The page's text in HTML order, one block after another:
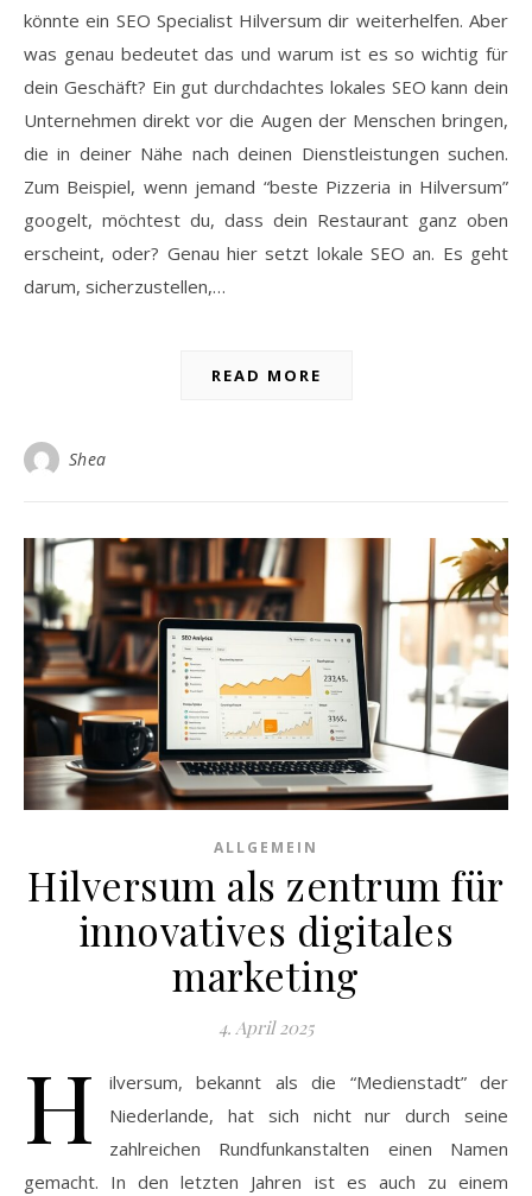
könnte ein SEO Specialist Hilversum dir weiterhelfen. Aber
was genau bedeutet das und warum ist es so wichtig für
dein Geschäft? Ein gut durchdachtes lokales SEO kann dein
Unternehmen direkt vor die Augen der Menschen bringen,
die in deiner Nähe nach deinen Dienstleistungen suchen.
Zum Beispiel, wenn jemand “beste Pizzeria in Hilversum”
googelt, möchtest du, dass dein Restaurant ganz oben
erscheint, oder? Genau hier setzt lokale SEO an. Es geht
darum, sicherzustellen,…
READ MORE
Shea
ALLGEMEIN
Hilversum als zentrum für
innovatives digitales
marketing
4. April 2025
H
ilversum, bekannt als die “Medienstadt” der
Niederlande, hat sich nicht nur durch seine
zahlreichen Rundfunkanstalten einen Namen
gemacht. In den letzten Jahren ist es auch zu einem